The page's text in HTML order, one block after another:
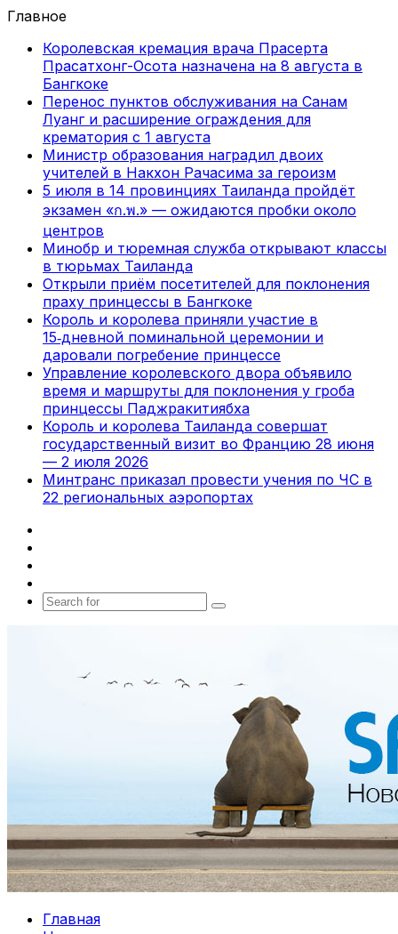
Главное
Королевская кремация врача Прасерта
Прасатхонг-Осота назначена на 8 августа в
Бангкоке
Перенос пунктов обслуживания на Санам
Луанг и расширение ограждения для
крематория с 1 августа
Министр образования наградил двоих
учителей в Накхон Рачасима за героизм
5 июля в 14 провинциях Таиланда пройдёт
экзамен «ก.พ.» — ожидаются пробки около
центров
Минобр и тюремная служба открывают классы
в тюрьмах Таиланда
Открыли приём посетителей для поклонения
праху принцессы в Бангкоке
Король и королева приняли участие в
15‑дневной поминальной церемонии и
даровали погребение принцессе
Управление королевского двора объявило
время и маршруты для поклонения у гроба
принцессы Паджракитиябха
Король и королева Таиланда совершат
государственный визит во Францию 28 июня
— 2 июля 2026
Минтранс приказал провести учения по ЧС в
22 региональных аэропортах
Search
Главная